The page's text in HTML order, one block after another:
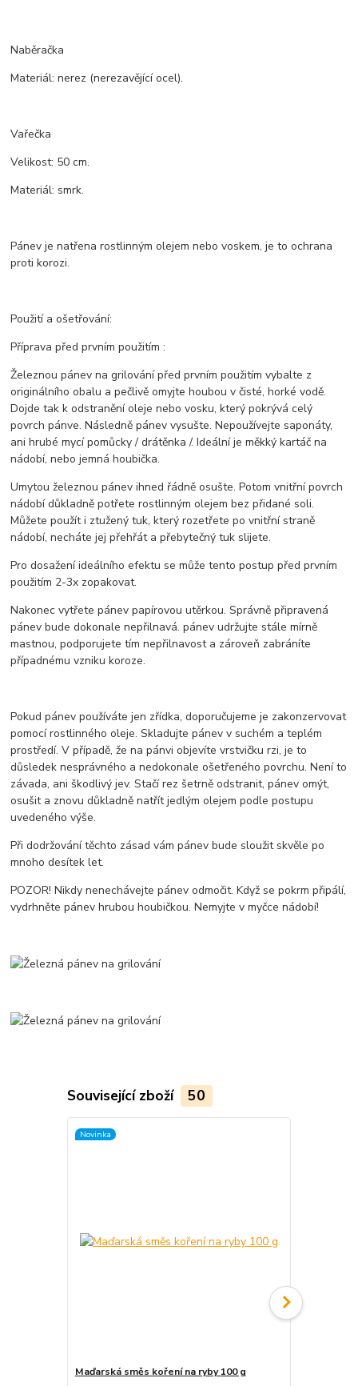
Naběračka
Materiál: nerez (nerezavějící ocel).
Vařečka
Velikost: 50 cm.
Materiál: smrk.
Pánev je natřena rostlinným olejem nebo voskem, je to ochrana
proti korozi.
Použití a ošetřování:
Příprava před prvním použitím :
Železnou pánev na grilování před prvním použitím vybalte z
originálního obalu a pečlivě omyjte houbou v čisté, horké vodě.
Dojde tak k odstranění oleje nebo vosku, který pokrývá celý
povrch pánve. Následně pánev vysušte. Nepoužívejte saponáty,
ani hrubé mycí pomůcky / drátěnka /. Ideální je měkký kartáč na
nádobí, nebo jemná houbička.
Umytou železnou pánev ihned řádně osušte. Potom vnitřní povrch
nádobí důkladně potřete rostlinným olejem bez přidané soli.
Můžete použít i ztužený tuk, který rozetřete po vnitřní straně
nádobí, necháte jej přehřát a přebytečný tuk slijete.
Pro dosažení ideálního efektu se může tento postup před prvním
použitím 2-3x zopakovat.
Nakonec vytřete pánev papírovou utěrkou. Správně připravená
pánev bude dokonale nepřilnavá. pánev udržujte stále mírně
mastnou, podporujete tím nepřilnavost a zároveň zabráníte
případnému vzniku koroze.
Pokud pánev používáte jen zřídka, doporučujeme je zakonzervovat
pomocí rostlinného oleje. Skladujte pánev v suchém a teplém
prostředí. V případě, že na pánvi objevíte vrstvičku rzi, je to
důsledek nesprávného a nedokonale ošetřeného povrchu. Není to
závada, ani škodlivý jev. Stačí rez šetrně odstranit, pánev omýt,
osušit a znovu důkladně natřít jedlým olejem podle postupu
uvedeného výše.
Při dodržování těchto zásad vám pánev bude sloužit skvěle po
mnoho desítek let.
POZOR! Nikdy nenechávejte pánev odmočit. Když se pokrm připálí,
vydrhněte pánev hrubou houbičkou. Nemyjte v myčce nádobí!
Související zboží 50
Novinka
Maďarská směs koření na ryby 100 g